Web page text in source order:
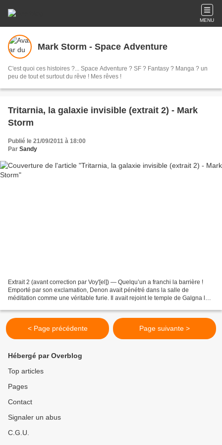
MENU
Mark Storm - Space Adventure
C'est quoi ces histoires ?... Space Adventure ? SF ? Fantasy ? Manga ? un
peu de tout et surtout du rêve ! Mes rêves !
Tritarnia, la galaxie invisible (extrait 2) - Mark
Storm
Publié le 21/09/2011 à 18:00
Par Sandy
Extrait 2 (avant correction par Voy'[el]) — Quelqu’un a franchi la barrière !
Emporté par son exclamation, Denon avait pénétré dans la salle de
méditation comme une véritable furie. Il avait rejoint le temple de Galgna la
< Page précédente Page suivante >
Hébergé par Overblog
Top articles
Pages
Contact
Signaler un abus
C.G.U.